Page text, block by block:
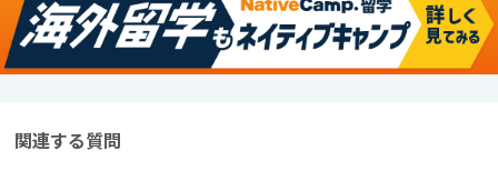
関連する質問